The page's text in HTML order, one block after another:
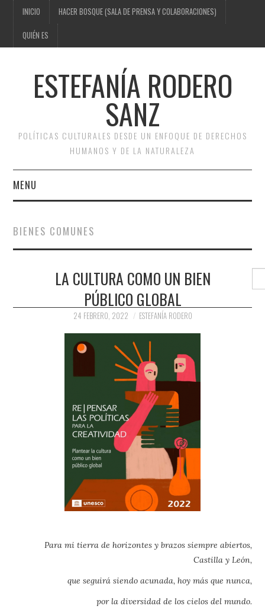
INICIO HACER BOSQUE (SALA DE PRENSA Y COLABORACIONES)
QUIÉN ES
ESTEFANÍA RODERO
SANZ
POLÍTICAS CULTURALES DESDE UN ENFOQUE DE DERECHOS
HUMANOS Y DE LA NATURALEZA
MENU
HACER BOSQUE (SALA DE
PRENSA Y
COLABORACIONES)
BIENES COMUNES
LA CULTURA COMO UN BIEN
PÚBLICO GLOBAL
24 FEBRERO, 2022 ESTEFANÍA RODERO
Para mi tierra de horizontes y brazos siempre abiertos,
Castilla y León,
que seguirá siendo acunada, hoy más que nunca,
por la diversidad de los cielos del mundo.